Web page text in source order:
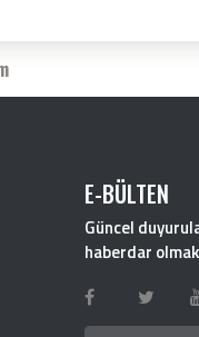
E-BÜLTEN
Güncel
haberdar